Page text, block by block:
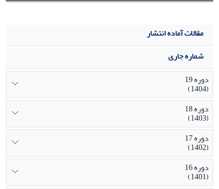
مقالات آماده انتشار
شماره جاری
دوره 19
(1404)
دوره 18
(1403)
دوره 17
(1402)
دوره 16
(1401)